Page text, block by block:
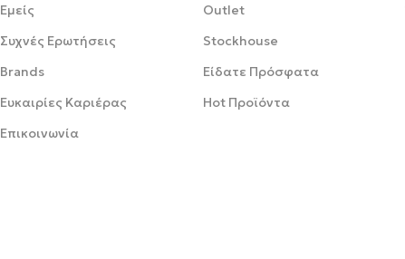
Εμείς
Συχνές Ερωτήσεις
Brands
Ευκαιρίες Καριέρας
Επικοινωνία
Outlet
Stockhouse
Είδατε Πρόσφατα
Hot Προϊόντα